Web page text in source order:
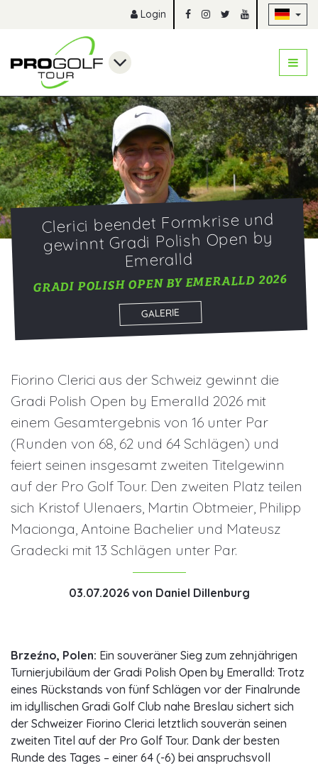
Login
Clerici beendet Formkrise und
gewinnt Gradi Polish Open by
Emeralld
GRADI POLISH OPEN BY EMERALLD 2026
GALERIE
Fiorino Clerici aus der Schweiz gewinnt die
Gradi Polish Open by Emeralld 2026 mit
einem Gesamtergebnis von 16 unter Par
(Runden von 68, 62 und 64 Schlägen) und
feiert seinen insgesamt zweiten Titelgewinn
auf der Pro Golf Tour. Den zweiten Platz teilen
sich Kristof Ulenaers, Martin Obtmeier, Philipp
Macionga, Antoine Bachelier und Mateusz
Gradecki mit 13 Schlägen unter Par.
03.07.2026von Daniel Dillenburg
Brzeźno, Polen: Ein souveräner Sieg zum zehnjährigen
Turnierjubiläum der Gradi Polish Open by Emeralld: Trotz
eines Rückstands von fünf Schlägen vor der Finalrunde
im idyllischen Gradi Golf Club nahe Breslau sichert sich
der Schweizer Fiorino Clerici letztlich souverän seinen
zweiten Titel auf der Pro Golf Tour. Dank der besten
Runde des Tages – einer 64 (-6) bei anspruchsvoll